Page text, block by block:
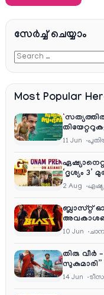
സേര്‍ച്ച്‌ ചെയ്യാം
Most Popular
11 Jun
‘ദൃശ്യം
ആഘോഷ
2 Aug
ബ്ലാസ്റ്റ്
10 Jun
തിരു വീർ
14 Jun